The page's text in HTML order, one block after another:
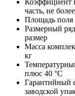
часть, не
Площадь поля
Размерный
размер
Масса
кг
плюс 40 °С
Гарантийный
заводской